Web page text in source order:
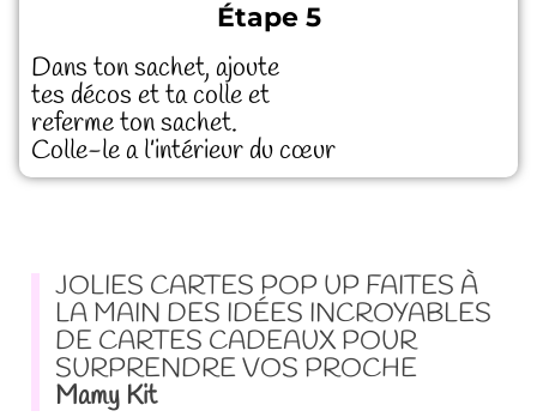
Étape 5
Dans ton sachet, ajoute
tes décos et ta colle et
referme ton sachet.
Colle-le a l’intérieur du cœur
JOLIES CARTES POP UP FAITES À
LA MAIN DES IDÉES INCROYABLES
DE CARTES CADEAUX POUR
SURPRENDRE VOS PROCHE
Mamy Kit